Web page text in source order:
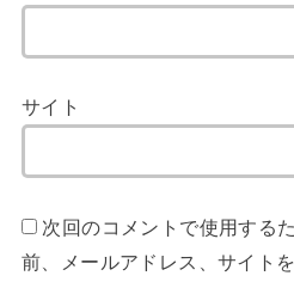
サイト
次回のコメントで使用する
前、メールアドレス、サイトを